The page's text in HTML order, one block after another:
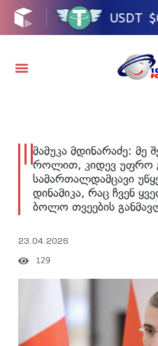
მამუკა მდინარაძე: მე
როლით, კიდევ უფრო
სამართალდამცავი
დინამიკა, რაც ჩვენ
ბოლო თვეების
23.04.2026
129